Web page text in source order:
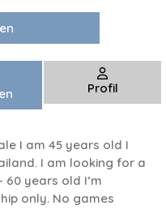
Profil
I am 45 years old I
I am looking for a
years old I’m
only. No games